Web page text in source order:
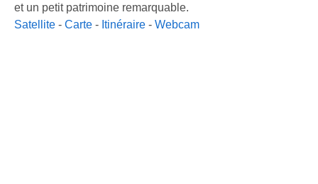
et un petit patrimoine remarquable.
Satellite - Carte - Itinéraire - Webcam